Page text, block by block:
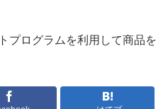
プログラムを利用して商品を